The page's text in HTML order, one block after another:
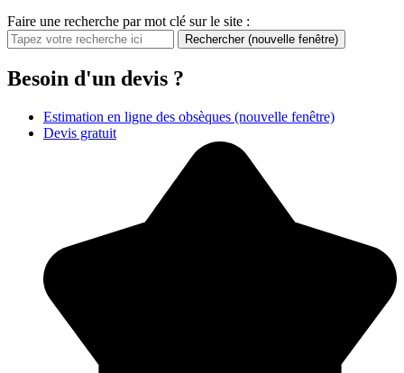
Faire une recherche par mot clé sur le site :
Rechercher (nouvelle fenêtre)
Besoin d'un devis ?
Estimation en ligne des obsèques (nouvelle fenêtre)
Devis gratuit